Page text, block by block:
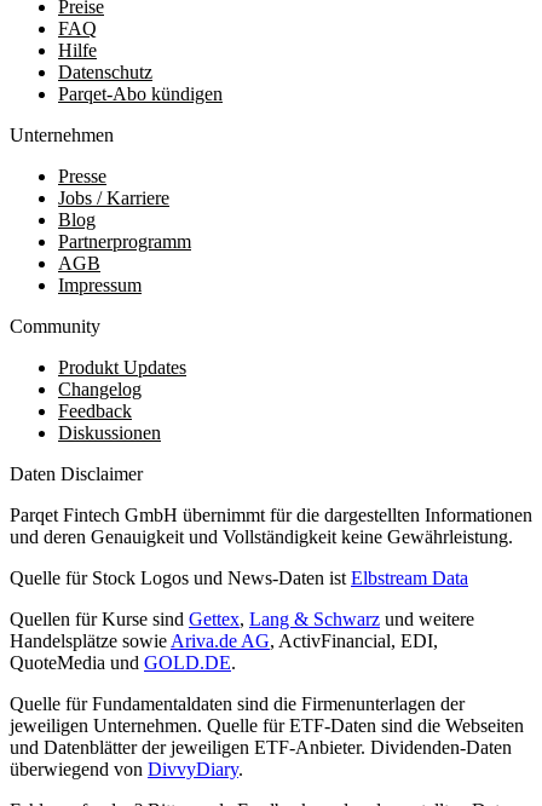
Preise
FAQ
Hilfe
Datenschutz
Parqet-Abo kündigen
Unternehmen
Presse
Jobs / Karriere
Blog
Partnerprogramm
AGB
Impressum
Community
Produkt Updates
Changelog
Feedback
Diskussionen
Daten Disclaimer
Parqet Fintech GmbH übernimmt für die dargestellten Informationen
und deren Genauigkeit und Vollständigkeit keine Gewährleistung.
Quelle für Stock Logos und News-Daten ist Elbstream Data
Quellen für Kurse sind Gettex, Lang & Schwarz und weitere
Handelsplätze sowie Ariva.de AG, ActivFinancial, EDI,
QuoteMedia und GOLD.DE.
Quelle für Fundamentaldaten sind die Firmenunterlagen der
jeweiligen Unternehmen. Quelle für ETF-Daten sind die Webseiten
und Datenblätter der jeweiligen ETF-Anbieter. Dividenden-Daten
überwiegend von DivvyDiary.